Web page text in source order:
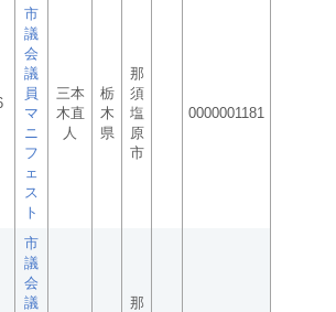
市
議
会
議
員
マ
ニ
フ
ェ
ス
ト
三本
木直
人
栃
木
県
那
須
塩
原
市
0000001181
市
議
会
議
那